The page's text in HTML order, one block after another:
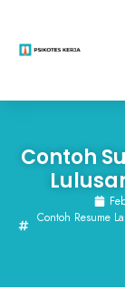
Contoh
Contoh Resume